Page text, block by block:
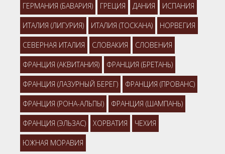
ГЕРМАНИЯ (БАВАРИЯ) ГРЕЦИЯ ДАНИЯ ИСПАНИЯ
ИТАЛИЯ (ЛИГУРИЯ) ИТАЛИЯ (ТОСКАНА) НОРВЕГИЯ
СЕВЕРНАЯ ИТАЛИЯ СЛОВАКИЯ СЛОВЕНИЯ
ФРАНЦИЯ (АКВИТАНИЯ) ФРАНЦИЯ (БРЕТАНЬ)
ФРАНЦИЯ (ЛАЗУРНЫЙ БЕРЕГ) ФРАНЦИЯ (ПРОВАНС)
ФРАНЦИЯ (РОНА-АЛЬПЫ) ФРАНЦИЯ (ШАМПАНЬ)
ФРАНЦИЯ (ЭЛЬЗАС) ХОРВАТИЯ ЧЕХИЯ
ЮЖНАЯ МОРАВИЯ